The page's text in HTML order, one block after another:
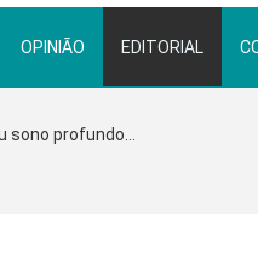
OPINIÃO EDITORIAL
sono profundo...